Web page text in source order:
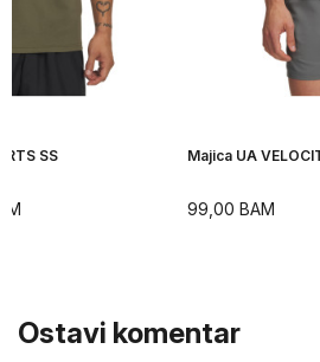
SS Majica UA
99,00 BAM
Ostavi komentar